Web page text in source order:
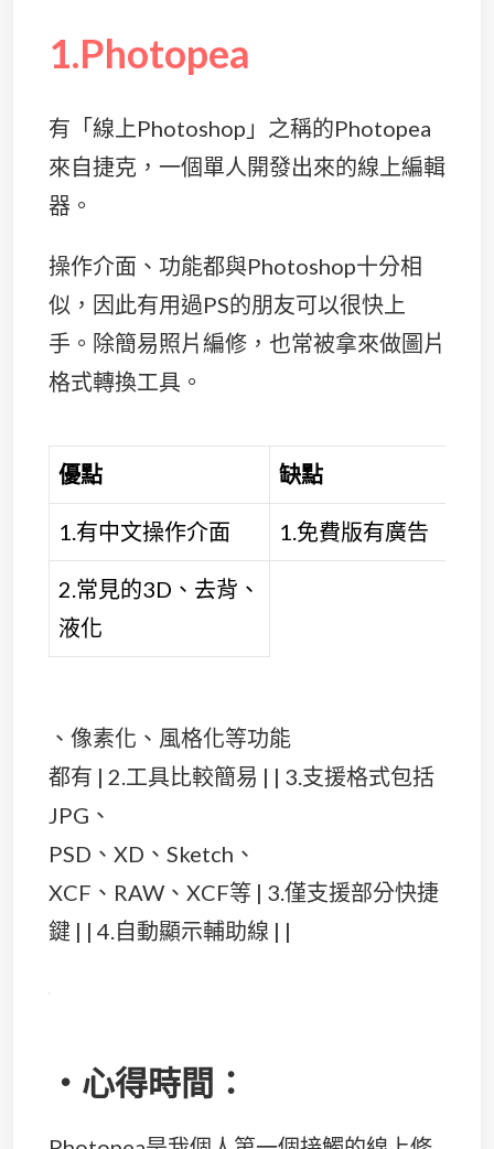
1.Photopea
有「線上Photoshop」之稱的Photopea
來自捷克，一個單人開發出來的線上編輯
器。
操作介面、功能都與Photoshop十分相
似，因此有用過PS的朋友可以很快上
手。除簡易照片編修，也常被拿來做圖片
格式轉換工具。
優點 缺點
1.有中文操作介面 1.免費版有廣告
2.常見的3D、去背、
液化
、像素化、風格化等功能
都有 | 2.工具比較簡易 | | 3.支援格式包括
JPG、
PSD、XD、Sketch、
XCF、RAW、XCF等 | 3.僅支援部分快捷
鍵 | | 4.自動顯示輔助線 | |
・心得時間：